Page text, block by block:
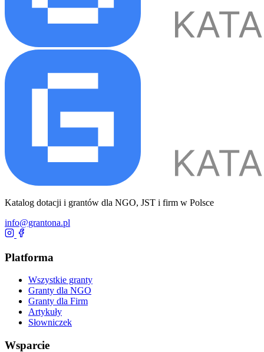
Katalog dotacji i grantów dla NGO, JST i firm w Polsce
info@grantona.pl
Platforma
Wszystkie granty
Granty dla NGO
Granty dla Firm
Artykuły
Słowniczek
Wsparcie